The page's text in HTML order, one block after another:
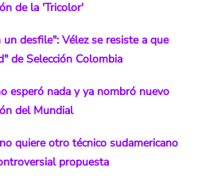
de la 'Tricolor'
desfile": Vélez se resiste a que
de Selección Colombia
esperó nada y ya nombró nuevo
del Mundial
quiere otro técnico sudamericano
propuesta